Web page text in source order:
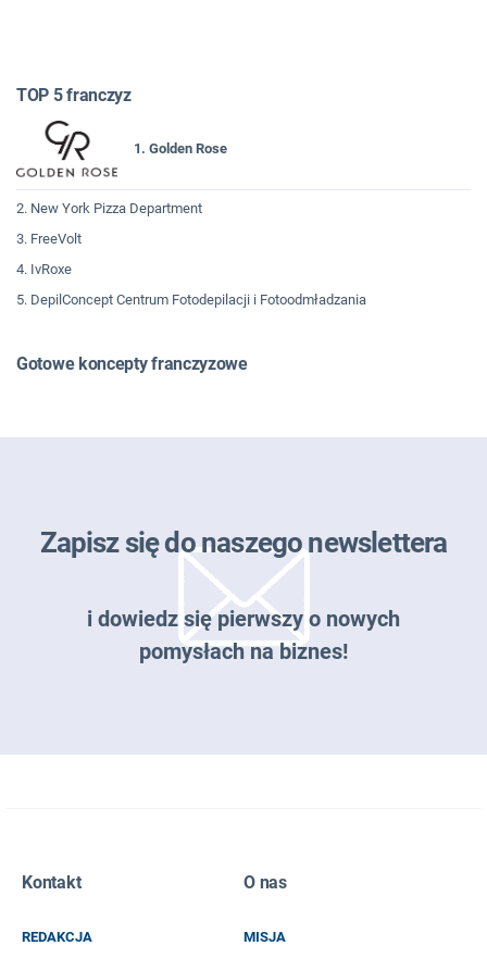
TOP 5 franczyz
1. Golden Rose
2. New York Pizza Department
3. FreeVolt
4. IvRoxe
5. DepilConcept Centrum Fotodepilacji i Fotoodmładzania
Gotowe koncepty franczyzowe
Zapisz się do naszego newslettera
i dowiedz się pierwszy o nowych
pomysłach na biznes!
EMAIL
Kontakt
REDAKCJA
O nas
MISJA